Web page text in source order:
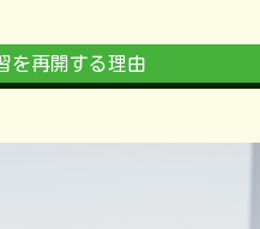
を再開する理由